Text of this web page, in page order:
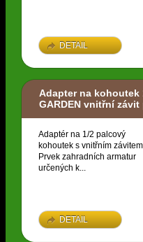
DETAIL
Adapter na kohoutek
GARDEN vnitřní
Adaptér na 1/2 palcový
kohoutek s vnitřním
Prvek zahradních armatur
určených k...
DETAIL